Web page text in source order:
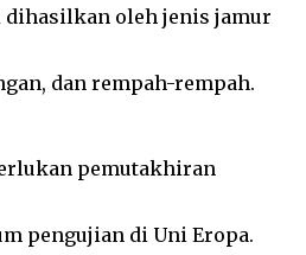
dihasilkan oleh jenis jamur
dan rempah-rempah.
pemutakhiran
pengujian di Uni Eropa.